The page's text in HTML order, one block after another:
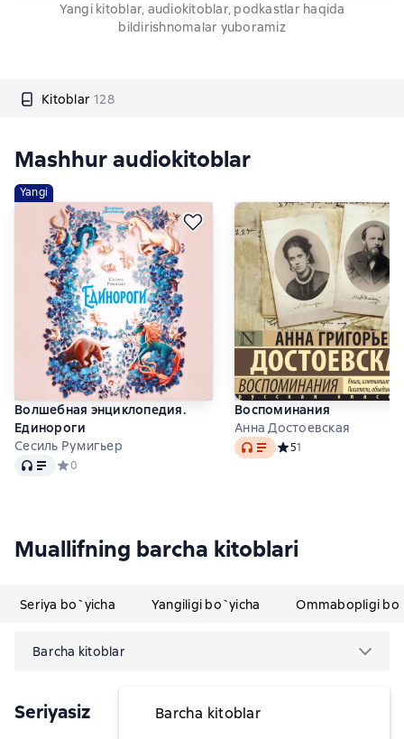
Yangi kitoblar, audiokitoblar, podkastlar haqida
bildirishnomalar yuboramiz
Kitoblar 128
Mashhur audiokitoblar
Yangi
Волшебная энциклопедия.
Единороги
Сесиль Румигьер
Audio Средний рейтинг 0 на основе 0 оценок
0
Воспоминания
Анна Достоевская
Audio Средний рейтинг 5 на
51
Muallifning barcha kitoblari
Seriya bo`yicha Yangiligi bo`yicha Ommabopligi
Barcha kitoblar
Barcha kitoblar
Seriyasiz